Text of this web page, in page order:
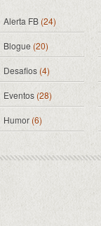
Alerta FB (24)
Blogue (20)
Desafios(4)
Eventos (28)
Humor (6)